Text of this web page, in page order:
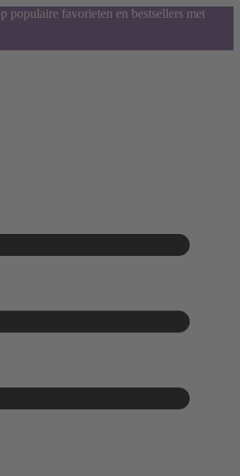
populaire favorieten en bestsellers met